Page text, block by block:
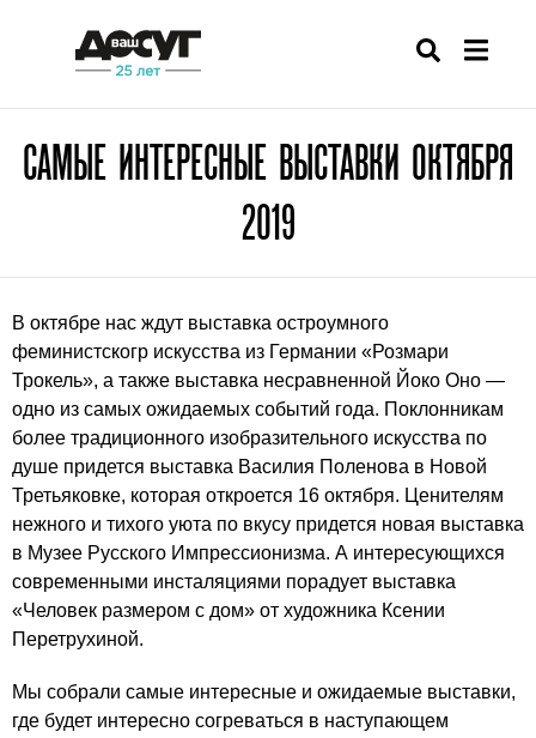
САМЫЕ ИНТЕРЕСНЫЕ ВЫСТАВКИ ОКТЯБРЯ
2019
В октябре нас ждут выставка остроумного
феминистскогр искусства из Германии «Розмари
Трокель», а также выставка несравненной Йоко Оно —
одно из самых ожидаемых событий года. Поклонникам
более традиционного изобразительного искусства по
душе придется выставка Василия Поленова в Новой
Третьяковке, которая откроется 16 октября. Ценителям
нежного и тихого уюта по вкусу придется новая выставка
в Музее Русского Импрессионизма. А интересующихся
современными инсталяциями порадует выставка
«Человек размером с дом» от художника Ксении
Перетрухиной.
Мы собрали самые интересные и ожидаемые выставки,
где будет интересно согреваться в наступающем